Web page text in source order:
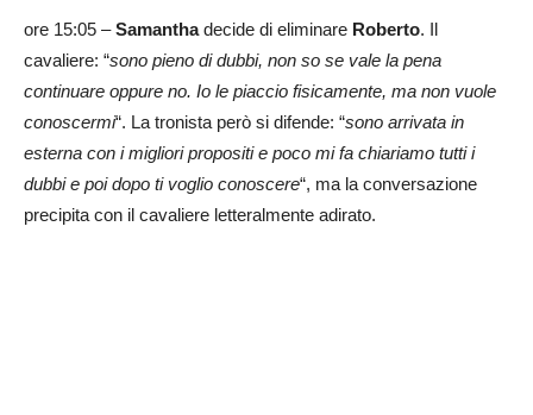
ore 15:05 –Samanthadecide di eliminare Roberto. Il
cavaliere: “sono pieno di dubbi, non so se vale la pena
continuare oppure no. Io le piaccio fisicamente, ma non vuole
conoscermi“. La tronista però si difende: “sono arrivata in
esterna con i migliori propositi e poco mi fa chiariamo tutti i
dubbi e poi dopo ti voglio conoscere“, ma la conversazione
precipita con il cavaliere letteralmente adirato.